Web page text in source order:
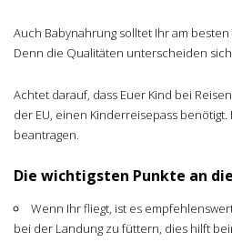
Auch Babynahrung solltet Ihr am
Denn die Qualitäten unterscheiden
Achtet darauf, dass Euer Kind bei
der EU, einen Kinderreisepass
beantragen.
Die wichtigsten Punkte an
Wenn Ihr fliegt, ist es
bei der Landung zu füttern, dies hilft